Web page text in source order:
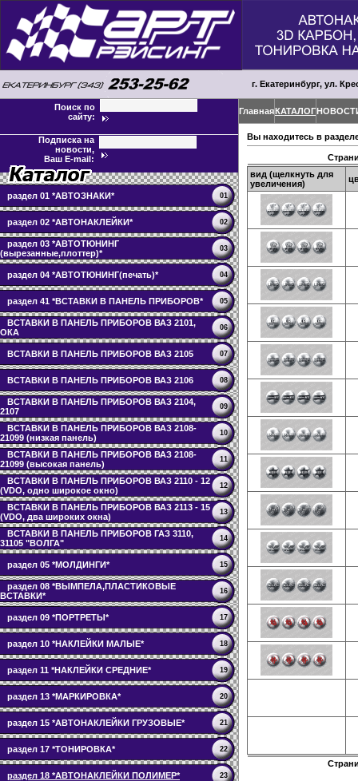
г. Екатеринбург, ул.
Поиск по
сайту:
Подписка на
новости,
Ваш E-mail:
раздел 01 *АВТОЗНАКИ* 01
раздел 02 *АВТОНАКЛЕЙКИ* 02
раздел 03 *АВТОТЮНИНГ
(вырезанные,плоттер)*
03
раздел 04 *АВТОТЮНИНГ(печать)* 04
раздел 41 *ВСТАВКИ В ПАНЕЛЬ ПРИБОРОВ* 05
ВСТАВКИ В ПАНЕЛЬ ПРИБОРОВ ВАЗ 2101,
ОКА
06
ВСТАВКИ В ПАНЕЛЬ ПРИБОРОВ ВАЗ 2105 07
ВСТАВКИ В ПАНЕЛЬ ПРИБОРОВ ВАЗ 2106 08
ВСТАВКИ В ПАНЕЛЬ ПРИБОРОВ ВАЗ 2104,
2107
09
ВСТАВКИ В ПАНЕЛЬ ПРИБОРОВ ВАЗ 2108-
21099 (низкая панель)
10
ВСТАВКИ В ПАНЕЛЬ ПРИБОРОВ ВАЗ 2108-
21099 (высокая панель)
11
ВСТАВКИ В ПАНЕЛЬ ПРИБОРОВ ВАЗ 2110 - 12
(VDO, одно широкое окно)
12
ВСТАВКИ В ПАНЕЛЬ ПРИБОРОВ ВАЗ 2113 - 15
(VDO, два широких окна)
13
ВСТАВКИ В ПАНЕЛЬ ПРИБОРОВ ГАЗ 3110,
31105 "ВОЛГА"
14
раздел 05 *МОЛДИНГИ* 15
раздел 08 *ВЫМПЕЛА,ПЛАСТИКОВЫЕ
ВСТАВКИ*
16
раздел 09 *ПОРТРЕТЫ* 17
раздел 10 *НАКЛЕЙКИ МАЛЫЕ* 18
раздел 11 *НАКЛЕЙКИ СРЕДНИЕ* 19
раздел 13 *МАРКИРОВКА* 20
раздел 15 *АВТОНАКЛЕЙКИ ГРУЗОВЫЕ* 21
раздел 17 *ТОНИРОВКА* 22
раздел 18 *АВТОНАКЛЕЙКИ ПОЛИМЕР* 23
ГлавнаяКАТАЛОГ
Вы находитесь в
вид (щелкнуть для
увеличения)